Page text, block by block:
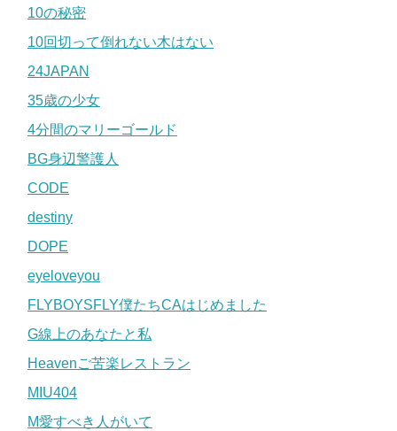
10の秘密
10回切って倒れない木はない
24JAPAN
35歳の少女
4分間のマリーゴールド
BG身辺警護人
CODE
destiny
DOPE
eyeloveyou
FLYBOYSFLY僕たちCAはじめました
G線上のあなたと私
Heavenご苦楽レストラン
MIU404
M愛すべき人がいて